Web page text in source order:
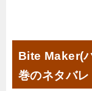
Bite Maker(
巻のネタバレ